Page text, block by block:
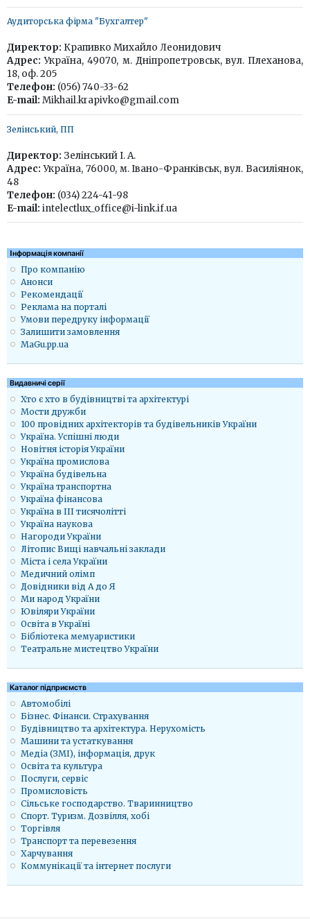
Аудиторська фірма "Бухгалтер"
Директор: Крапивко Михайло Леонидович
Адрес: Україна, 49070, м. Дніпропетровськ, вул. Плеханова,
18, оф. 205
Телефон: (056) 740-33-62
E-mail: Mikhail.krapivko@gmail.com
Зелінський, ПП
Директор: Зелінський І. А.
Адрес: Україна, 76000, м. Івано-Франківськ, вул. Василіянок,
48
Телефон: (034) 224-41-98
E-mail: intelectlux_office@i-link.if.ua
Iнформація компанії
Про компанію
Анонси
Рекомендації
Реклама на порталі
Умови передруку інформації
Залишити замовлення
MaGu.pp.ua
Видавничі серії
Хто є хто в будівництві та архітектурі
Мости дружби
100 провідних архітекторів та будівельників України
Україна. Успішні люди
Новітня історія України
Україна промислова
Україна будівельна
Україна транспортна
Україна фінансова
Україна в ІІІ тисячолітті
Україна наукова
Нагороди України
Літопис Вищі навчальні заклади
Міста і села України
Медичний олімп
Довідники від А до Я
Ми народ України
Ювіляри України
Освіта в Україні
Бібліотека мемуаристики
Театральне мистецтво України
Каталог підприємств
Автомобілі
Бізнес. Фінанси. Страхування
Будівництво та архітектура. Нерухомість
Машини та устаткування
Медіа (ЗМІ), інформація, друк
Освіта та культура
Послуги, сервіс
Промисловість
Сільське господарство. Тваринництво
Спорт. Туризм. Дозвілля, хобі
Торгівля
Транспорт та перевезення
Харчування
Коммунікації та інтернет послуги